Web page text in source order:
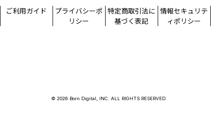
ご利用ガイド
プライバシーポ
リシー
特定商取引法に
基づく表記
情報セキュリテ
ィポリシー
© 2026 Born Digital, INC. ALL RIGHTS RESERVED.